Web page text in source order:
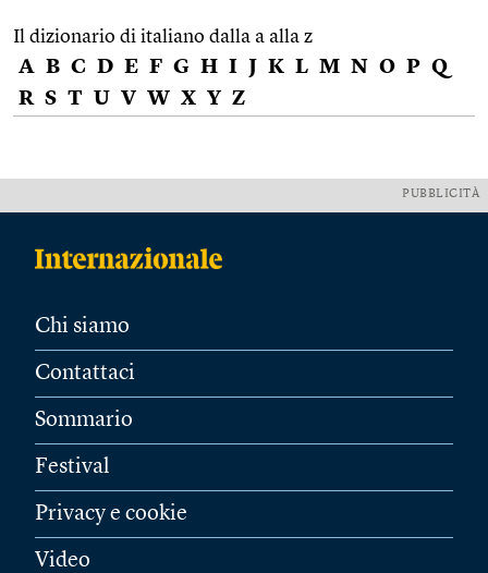
Il dizionario di italiano dalla a alla z
A B C D E F G H I J K L M N O P Q
R S T U V W X Y Z
PUBBLICITÀ
Chi siamo
Contattaci
Sommario
Festival
Privacy e cookie
Video